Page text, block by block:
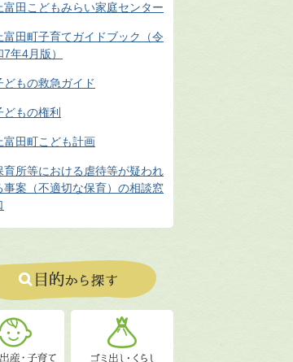
富田こどもみらい家庭センター
富田町子育てガイドブック（令
7年4月版）
どもの救急ガイド
どもの権利
富田町こども計画
育所等における虐待等が疑われ
事案（不適切な保育）の相談窓